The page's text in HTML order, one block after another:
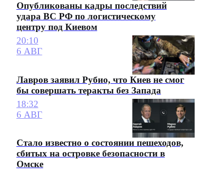
Опубликованы кадры последствий
удара ВС РФ по логистическому
центру под Киевом
20:10
6 АВГ
Лавров заявил Рубио, что Киев не смог
бы совершать теракты без Запада
18:32
6 АВГ
Стало известно о состоянии пешеходов,
сбитых на островке безопасности в
Омске